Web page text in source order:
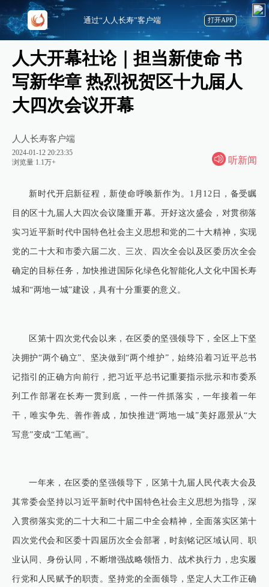
人大开幕社论｜担当新使命 书
写新华章 热烈祝贺区十九届人
大四次会议开幕
人人长寿客户端
2024-01-12 20:23:35
浏览量 1.1万+
听新闻
新时代开启新征程，新使命呼唤新作为。1月12日，备受瞩
目的区十九届人大四次会议隆重开幕。开好这次盛会，对贯彻落
实习近平新时代中国特色社会主义思想和党的二十大精神，实现
党的二十大和市委六届二次、三次、四次全会以及区委历次全会
确定的目标任务，加快推进国际化绿色化智能化人文化中国长寿
城和“两地一城”建设，具有十分重要的意义。
区第十四次党代会以来，在区委的坚强领导下，全区上下坚
决拥护“两个确立”、坚决做到“两个维护”，始终沿着习近平总书
记指引的正确方向前行，把习近平总书记重要指示批示和市委系
列工作部署在长寿一贯到底，一件一件抓落实，一年接着一年
干，唯实争先、善作善成，加快推进“两地一城”美好愿景从“大
写意”变成“工笔画”。
一年来，在区委的坚强领导下，区第十九届人民代表大会及
其常委会坚持以习近平新时代中国特色社会主义思想为指导，深
入贯彻落实党的二十大和二十届二中全会精神，全面落实区第十
四次党代会和区委十四届历次全会部署，时刻铭记区域认同、职
业认同、身份认同，不断增强战略领悟力、战术执行力，忠实履
行党和人民赋予的职责。坚持党的全面领导，坚定人大工作正确
通过“人人长寿”客户端 打开APP